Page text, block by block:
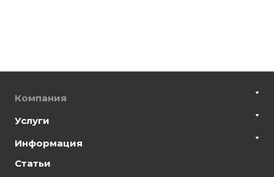
Компания
Услуги
Информация
Статьи